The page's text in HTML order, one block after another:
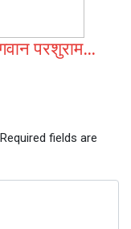
परशुराम…
Required fields are